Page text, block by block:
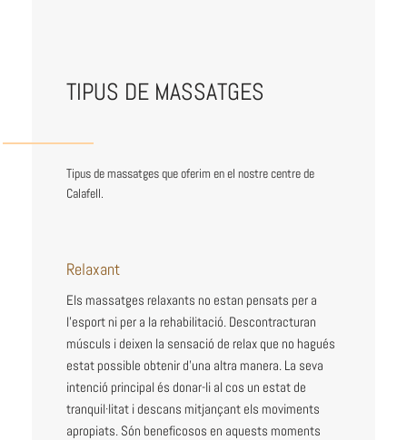
TIPUS DE MASSATGES
Tipus de massatges que oferim en el nostre centre de
Calafell.
Relaxant
Els massatges relaxants no estan pensats per a
l’esport ni per a la rehabilitació. Descontracturan
músculs i deixen la sensació de relax que no hagués
estat possible obtenir d’una altra manera. La seva
intenció principal és donar-li al cos un estat de
tranquil·litat i descans mitjançant els moviments
apropiats. Són beneficosos en aquests moments